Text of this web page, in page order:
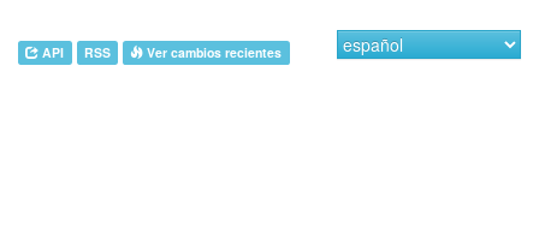
API RSS Ver cambios recientes